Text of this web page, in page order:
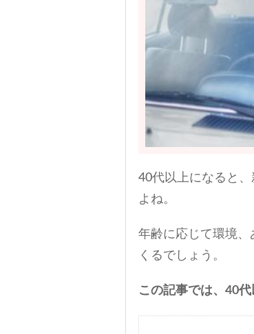
40代以上になると
よね。
年齢に応じて環境
くるでしょう。
この記事では、40